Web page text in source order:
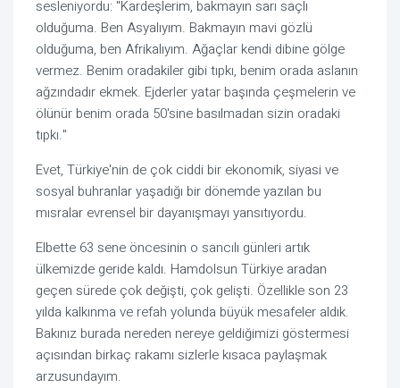
sesleniyordu: "Kardeşlerim, bakmayın sarı saçlı
olduğuma. Ben Asyalıyım. Bakmayın mavi gözlü
olduğuma, ben Afrikalıyım. Ağaçlar kendi dibine gölge
vermez. Benim oradakiler gibi tıpkı, benim orada aslanın
ağzındadır ekmek. Ejderler yatar başında çeşmelerin ve
ölünür benim orada 50'sine basılmadan sizin oradaki
tıpkı."
Evet, Türkiye'nin de çok ciddi bir ekonomik, siyasi ve
sosyal buhranlar yaşadığı bir dönemde yazılan bu
mısralar evrensel bir dayanışmayı yansıtıyordu.
Elbette 63 sene öncesinin o sancılı günleri artık
ülkemizde geride kaldı. Hamdolsun Türkiye aradan
geçen sürede çok değişti, çok gelişti. Özellikle son 23
yılda kalkınma ve refah yolunda büyük mesafeler aldık.
Bakınız burada nereden nereye geldiğimizi göstermesi
açısından birkaç rakamı sizlerle kısaca paylaşmak
arzusundayım.